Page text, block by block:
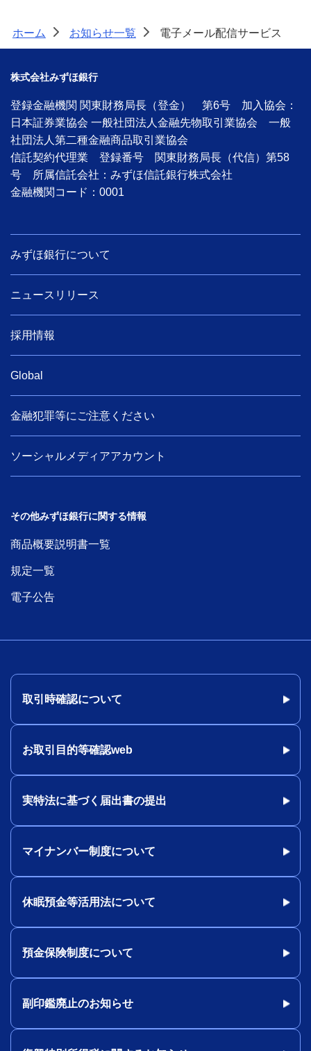
ホーム > お知らせ一覧 > 電子メール配信サービス
株式会社みずほ銀行
登録金融機関 関東財務局長（登金） 第6号 加入協会：
日本証券業協会 一般社団法人金融先物取引業協会 一般
社団法人第二種金融商品取引業協会
信託契約代理業 登録番号 関東財務局長（代信）第58
号 所属信託会社：みずほ信託銀行株式会社
金融機関コード：0001
みずほ銀行について
ニュースリリース
採用情報
Global
金融犯罪等にご注意ください
ソーシャルメディアアカウント
その他みずほ銀行に関する情報
商品概要説明書一覧
規定一覧
電子公告
取引時確認について
お取引目的等確認web
実特法に基づく届出書の提出
マイナンバー制度について
休眠預金等活用法について
預金保険制度について
副印鑑廃止のお知らせ